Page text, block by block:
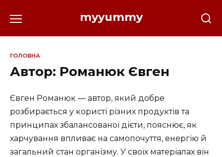
до
myyummy
ГОЛОВНА
Автор: Романюк Євген
Євген Романюк — автор, який добре
розбирається у користі різних продуктів та
принципах збалансованої дієти, пояснює, як
харчування впливає на самопочуття, енергію й
загальний стан організму. У своїх матеріалах він